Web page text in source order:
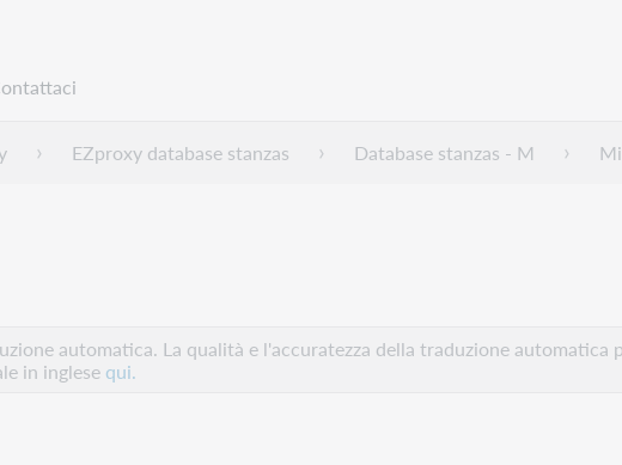
EZproxy database stanzas Database stanzas - M
automatica. La qualità e l'accuratezza della traduzione
in inglese qui.